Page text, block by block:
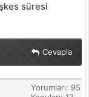
süresi
Cevapla
Yorumları: 95